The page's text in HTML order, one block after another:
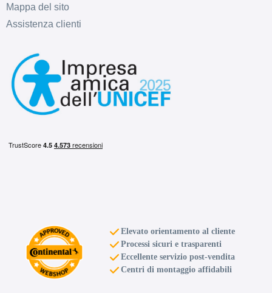
Mappa del sito
Assistenza clienti
Elevato orientamento al cliente
Processi sicuri e trasparenti
Eccellente servizio post-vendita
Centri di montaggio affidabili